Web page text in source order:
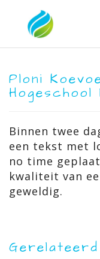
Ploni
Binnen twee
een tekst met
no time
kwaliteit van
geweldig.
Gerelateerd